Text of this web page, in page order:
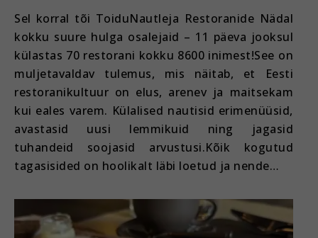
Sel korral tõi ToiduNautleja Restoranide Nädal
kokku suure hulga osalejaid – 11 päeva jooksul
külastas 70 restorani kokku 8600 inimest!See on
muljetavaldav tulemus, mis näitab, et Eesti
restoranikultuur on elus, arenev ja maitsekam
kui eales varem. Külalised nautisid erimenüüsid,
avastasid uusi lemmikuid ning jagasid
tuhandeid soojasid arvustusi.Kõik kogutud
tagasisided on hoolikalt läbi loetud ja nende…